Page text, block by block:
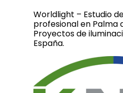
Worldlight – Estudio
profesional en Palma
Proyectos de
España.